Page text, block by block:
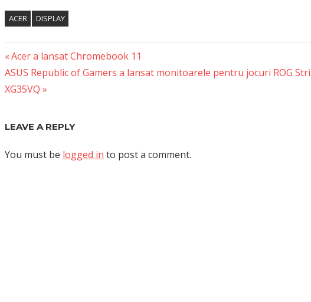
ACER DISPLAY
Post
navigation
Previous
Post:
Acer a lansat Chromebook 11
Next
Post:
ASUS Republic of Gamers a lansat monitoarele pentru jocuri ROG
XG35VQ
LEAVE A REPLY
You must be logged in to post a comment.